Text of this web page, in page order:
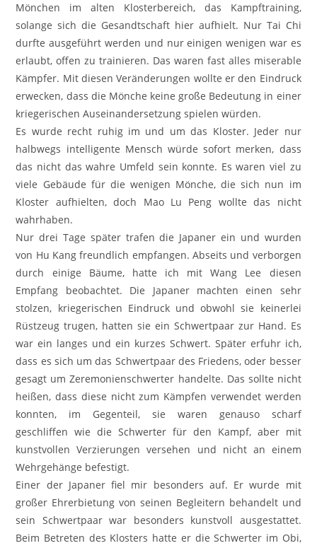
Mönchen im alten Klosterbereich, das Kampftraining,
solange sich die Gesandtschaft hier aufhielt. Nur Tai Chi
durfte ausgeführt werden und nur einigen wenigen war es
erlaubt, offen zu trainieren. Das waren fast alles miserable
Kämpfer. Mit diesen Veränderungen wollte er den Eindruck
erwecken, dass die Mönche keine große Bedeutung in einer
kriegerischen Auseinandersetzung spielen würden.
Es wurde recht ruhig im und um das Kloster. Jeder nur
halbwegs intelligente Mensch würde sofort merken, dass
das nicht das wahre Umfeld sein konnte. Es waren viel zu
viele Gebäude für die wenigen Mönche, die sich nun im
Kloster aufhielten, doch Mao Lu Peng wollte das nicht
wahrhaben.
Nur drei Tage später trafen die Japaner ein und wurden
von Hu Kang freundlich empfangen. Abseits und verborgen
durch einige Bäume, hatte ich mit Wang Lee diesen
Empfang beobachtet. Die Japaner machten einen sehr
stolzen, kriegerischen Eindruck und obwohl sie keinerlei
Rüstzeug trugen, hatten sie ein Schwertpaar zur Hand. Es
war ein langes und ein kurzes Schwert. Später erfuhr ich,
dass es sich um das Schwertpaar des Friedens, oder besser
gesagt um Zeremonienschwerter handelte. Das sollte nicht
heißen, dass diese nicht zum Kämpfen verwendet werden
konnten, im Gegenteil, sie waren genauso scharf
geschliffen wie die Schwerter für den Kampf, aber mit
kunstvollen Verzierungen versehen und nicht an einem
Wehrgehänge befestigt.
Einer der Japaner fiel mir besonders auf. Er wurde mit
großer Ehrerbietung von seinen Begleitern behandelt und
sein Schwertpaar war besonders kunstvoll ausgestattet.
Beim Betreten des Klosters hatte er die Schwerter im Obi,